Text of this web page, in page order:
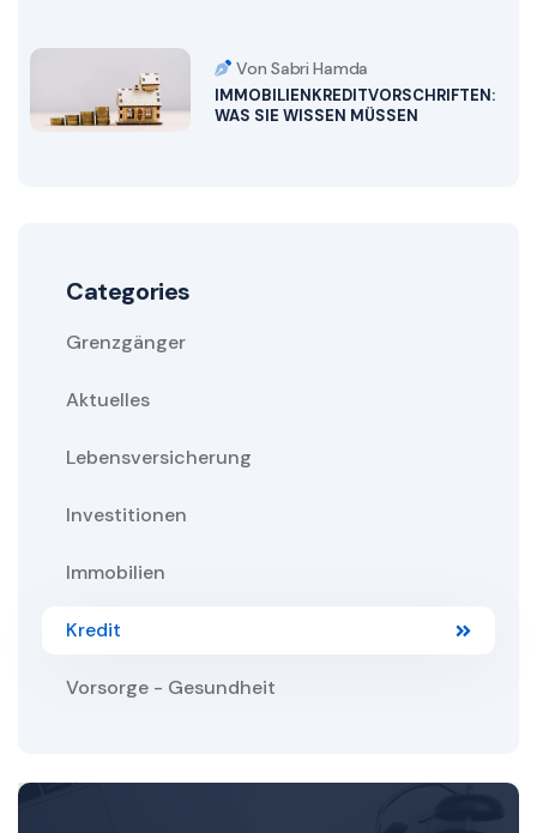
Von Sabri Hamda
IMMOBILIENKREDITVORSCHRIFTEN:
WAS SIE WISSEN MÜSSEN
Categories
Grenzgänger
Aktuelles
Lebensversicherung
Investitionen
Immobilien
Kredit
Vorsorge - Gesundheit